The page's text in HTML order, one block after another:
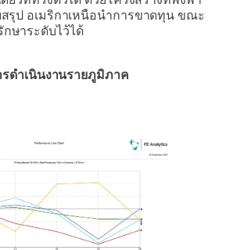
รุป อเมริกาเหนือนำการขาดทุน ขณะ
ษาระดับไว้ได้
รดำเนินงานรายภูมิภาค